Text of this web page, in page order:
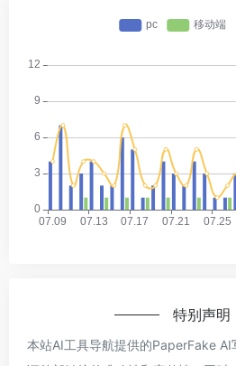
特别声明
本站AI工具导航提供的PaperFake AI